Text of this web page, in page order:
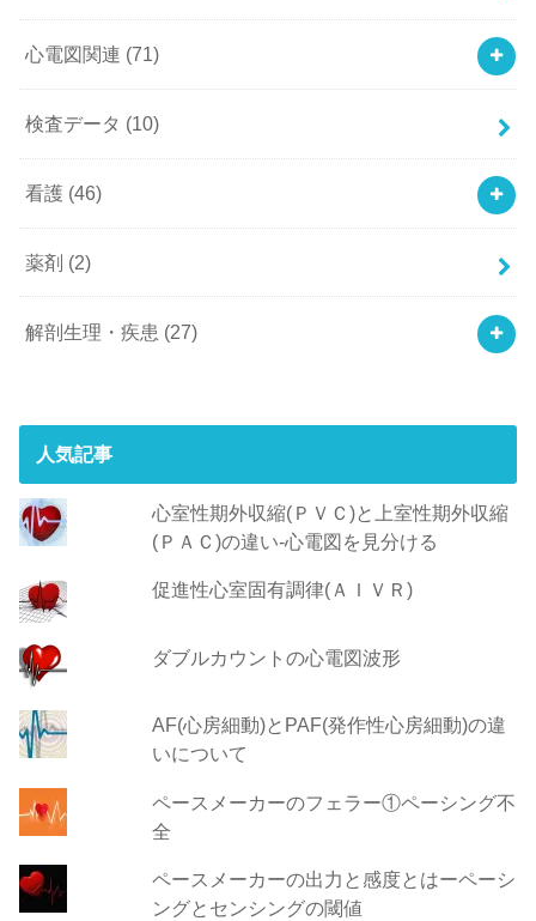
心電図関連 (71)
検査データ (10)
看護 (46)
薬剤 (2)
解剖生理・疾患 (27)
人気記事
心室性期外収縮(ＰＶＣ)と上室性期外収縮
(ＰＡＣ)の違い-心電図を見分ける
促進性心室固有調律(ＡＩＶＲ)
ダブルカウントの心電図波形
AF(心房細動)とPAF(発作性心房細動)の違
いについて
ペースメーカーのフェラー①ペーシング不
全
ペースメーカーの出力と感度とはーペーシ
ングとセンシングの閾値